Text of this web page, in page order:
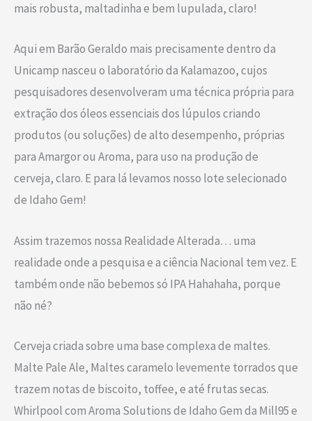
mais robusta, maltadinha e bem lupulada, claro!
Aqui em Barão Geraldo mais precisamente dentro da
Unicamp nasceu o laboratório da Kalamazoo, cujos
pesquisadores desenvolveram uma técnica própria para
extração dos óleos essenciais dos lúpulos criando
produtos (ou soluções) de alto desempenho, próprias
para Amargor ou Aroma, para uso na produção de
cerveja, claro. E para lá levamos nosso lote selecionado
de Idaho Gem!
Assim trazemos nossa Realidade Alterada… uma
realidade onde a pesquisa e a ciência Nacional tem vez. E
também onde não bebemos só IPA Hahahaha, porque
não né?
Cerveja criada sobre uma base complexa de maltes.
Malte Pale Ale, Maltes caramelo levemente torrados que
trazem notas de biscoito, toffee, e até frutas secas.
Whirlpool com Aroma Solutions de Idaho Gem da Mill95 e